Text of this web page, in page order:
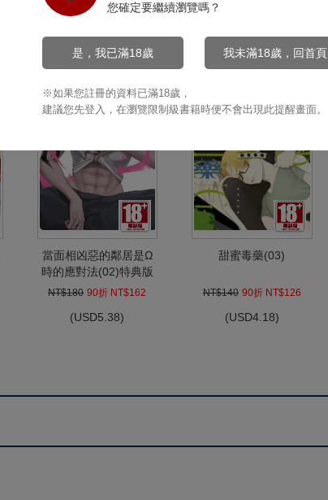
當面相凶惡的鄰居是Ω
時的應對法(02)特典版
NT$180 90折 NT$162
(USD5.38)
甜蜜毒藥(03)
NT$140 90折 NT$126
(USD4.18)
您確定要繼續瀏覽嗎？
是，我已滿18歲 我未滿18歲，回首頁
※如果您註冊的資料已滿18歲，
建議您先登入，在瀏覽限制級書籍時便不會出現此提醒畫面。